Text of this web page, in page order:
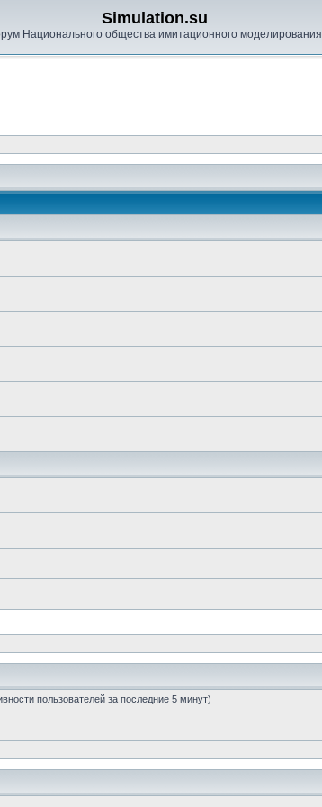
Simulation.su
Национального общества имитационного моделирования
пользователей за последние 5 минут)